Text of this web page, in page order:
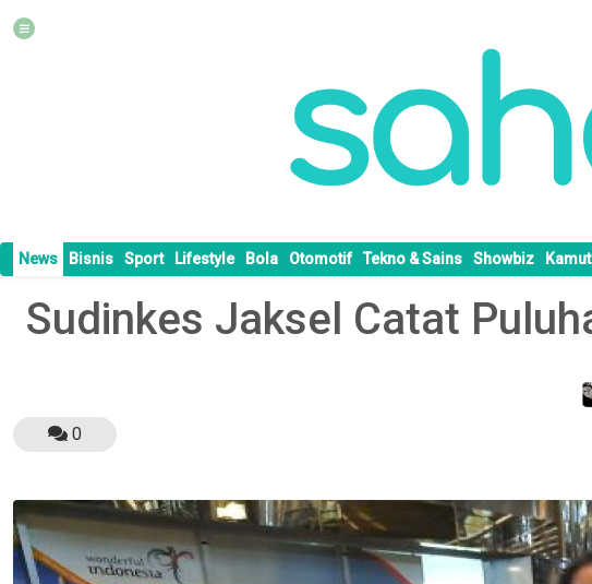
News Bisnis Sport Lifestyle Bola Otomotif Tekno & Sains Showbiz
Sudinkes Jaksel Catat
0